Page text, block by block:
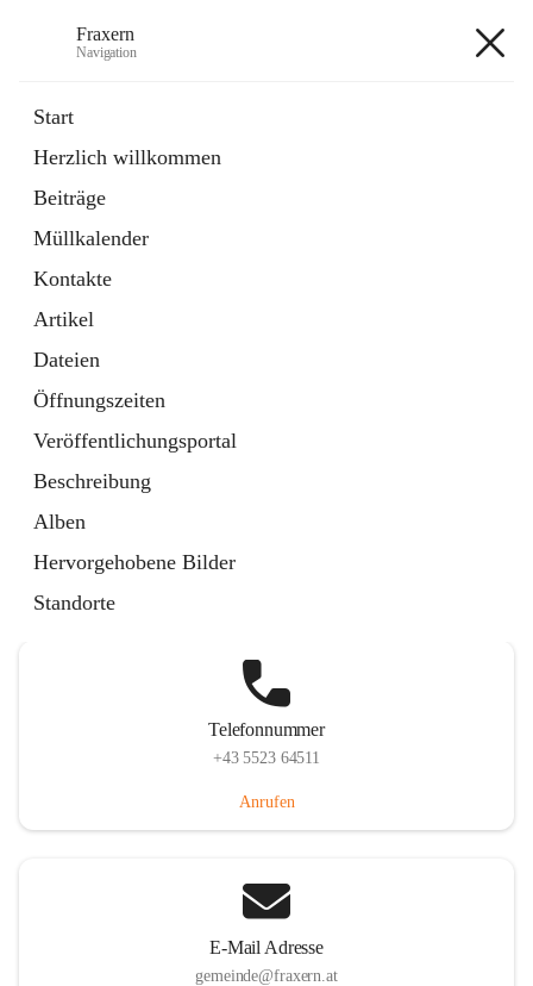
Fraxern
Navigation
Start
Herzlich willkommen
Beiträge
Müllkalender
Kontakte
Artikel
Dateien
Öffnungszeiten
Veröffentlichungsportal
Beschreibung
Alben
Hervorgehobene Bilder
Standorte
Ordner
in
Tab
Formulare
Artikel
öffnet
in
neuem
Tab
Telefonnummer
+43 5523 64511
Anrufen
E-Mail Adresse
gemeinde@fraxern.at